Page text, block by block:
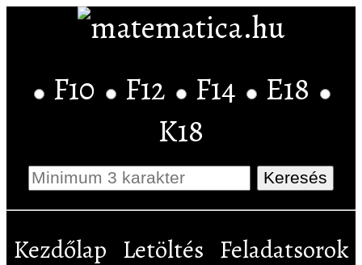
F10 F12 F14
E18
K18
Kezdőlap Letöltés Feladatsorok